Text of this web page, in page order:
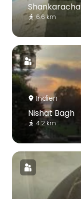
6.6 km
Indien
Nishat Bagh
4.2 km